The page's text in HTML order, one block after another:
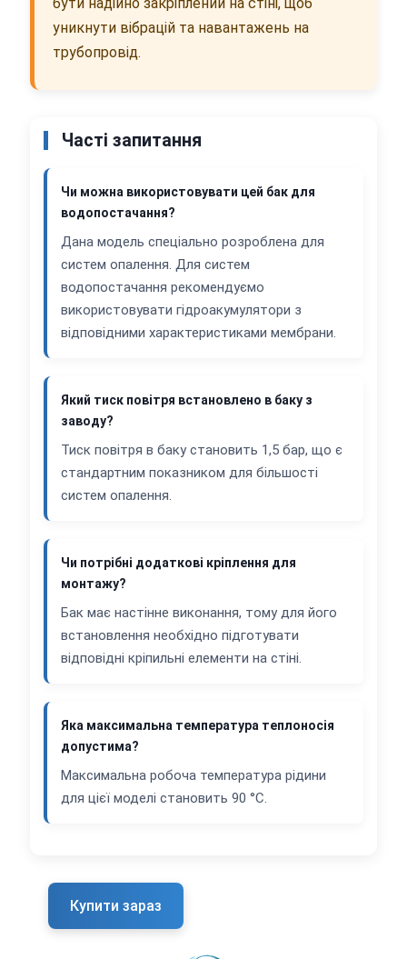
бути надійно закріплений на стіні, щоб
уникнути вібрацій та навантажень на
трубопровід.
Часті запитання
Чи можна використовувати цей бак для
водопостачання?
Дана модель спеціально розроблена для
систем опалення. Для систем
водопостачання рекомендуємо
використовувати гідроакумулятори з
відповідними характеристиками мембрани.
Який тиск повітря встановлено в баку з
заводу?
Тиск повітря в баку становить 1,5 бар, що є
стандартним показником для більшості
систем опалення.
Чи потрібні додаткові кріплення для
монтажу?
Бак має настінне виконання, тому для його
встановлення необхідно підготувати
відповідні кріпильні елементи на стіні.
Яка максимальна температура теплоносія
допустима?
Максимальна робоча температура рідини
для цієї моделі становить 90 °C.
Купити зараз